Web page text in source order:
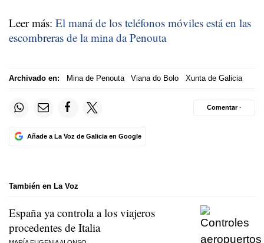
Leer más: El maná de los teléfonos móviles está en las
escombreras de la mina da Penouta
Archivado en: Mina de Penouta Viana do Bolo Xunta de Galicia
Añade a La Voz de Galicia en Google
Comentar ·
También en La Voz
España ya controla a los viajeros
procedentes de Italia